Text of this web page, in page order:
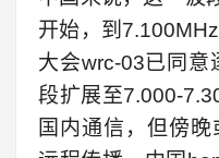
开始，到
大会wrc-03已同意
段扩展至7.000-
国内通信，但傍